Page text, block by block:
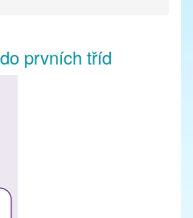
prvních tříd